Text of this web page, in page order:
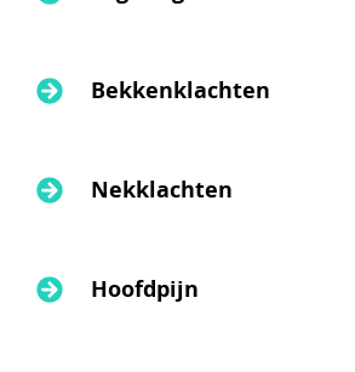
Bekkenklachten
Nekklachten
Hoofdpijn